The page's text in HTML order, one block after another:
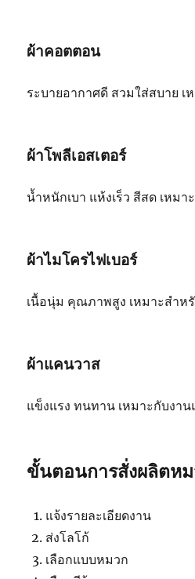
ผ้าคอตตอน
ระบายอากาศดี สวมใส่สบาย เ
ผ้าโพลีเอสเตอร์
น้ำหนักเบา แห้งเร็ว สีสด เหม
ผ้าไมโครไฟเบอร์
เนื้อนุ่ม คุณภาพสูง เหมาะสำห
ผ้าแคนวาส
แข็งแรง ทนทาน เหมาะกับงา
ขั้นตอนการสั่งผลิตห
แจ้งรายละเอียดงาน
ส่งโลโก้
เลือกแบบหมวก